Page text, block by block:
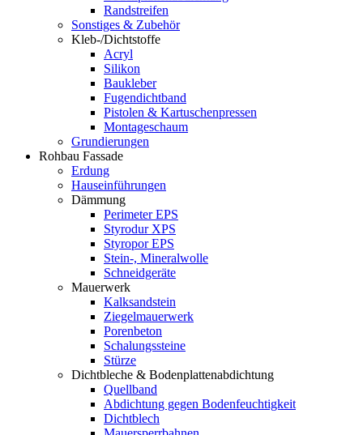
Randstreifen
Sonstiges & Zubehör
Kleb-/Dichtstoffe
Acryl
Silikon
Baukleber
Fugendichtband
Pistolen & Kartuschenpressen
Montageschaum
Grundierungen
Rohbau Fassade
Erdung
Hauseinführungen
Dämmung
Perimeter EPS
Styrodur XPS
Styropor EPS
Stein-, Mineralwolle
Schneidgeräte
Mauerwerk
Kalksandstein
Ziegelmauerwerk
Porenbeton
Schalungssteine
Stürze
Dichtbleche & Bodenplattenabdichtung
Quellband
Abdichtung gegen Bodenfeuchtigkeit
Dichtblech